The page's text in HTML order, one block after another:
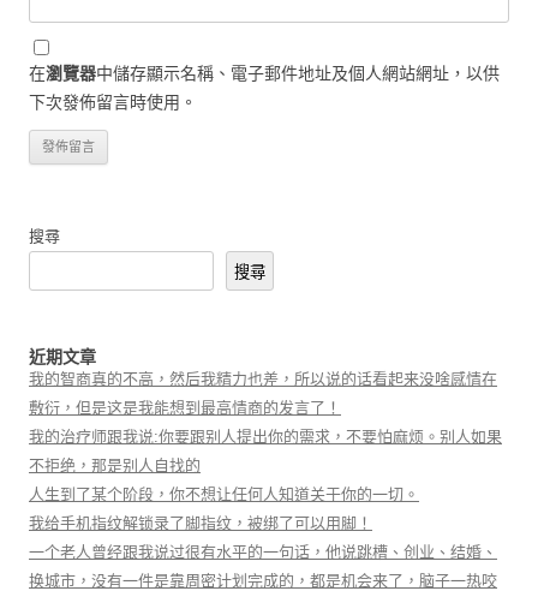
在瀏覽器中儲存顯示名稱、電子郵件地址及個人網站網址，以供
下次發佈留言時使用。
搜尋
搜尋
近期文章
我的智商真的不高，然后我精力也差，所以说的话看起来没啥感情在
敷衍，但是这是我能想到最高情商的发言了！
我的治疗师跟我说:你要跟别人提出你的需求，不要怕麻烦。别人如果
不拒绝，那是别人自找的
人生到了某个阶段，你不想让任何人知道关于你的一切。
我给手机指纹解锁录了脚指纹，被绑了可以用脚！
一个老人曾经跟我说过很有水平的一句话，他说跳槽、创业、结婚、
换城市，没有一件是靠周密计划完成的，都是机会来了，脑子一热咬